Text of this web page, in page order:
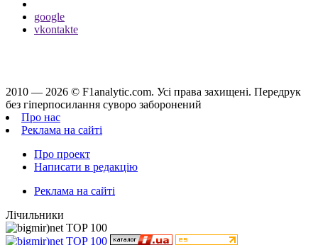
google
vkontakte
2010 — 2026 © F1analytic.com. Усi права захищенi. Передрук
без гіперпосилання суворо заборонений
Про нас
Реклама на сайті
Про проект
Написати в редакцію
Реклама на сайті
Лічильники